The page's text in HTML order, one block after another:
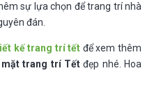
sự lựa chọn để trang trí nhà
đán.
kế trang trí tết để xem thêm
mặt trang trí Tếtđẹp nhé. Hoa